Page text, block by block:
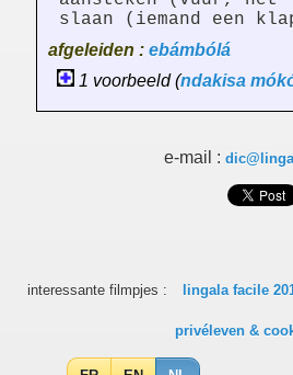
slaan (iemand een
afgeleiden : ebámbólá
1 voorbeeld (ndakisa
e-mail :
interessante filmpjes : lingala facile
privéleven &